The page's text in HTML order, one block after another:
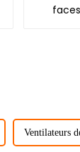
Ventilateurs